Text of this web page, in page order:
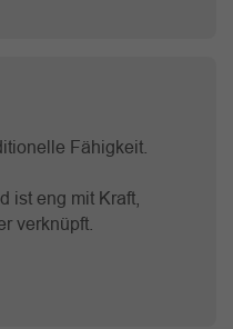
Fähigkeit.
ist eng mit Kraft,
verknüpft.